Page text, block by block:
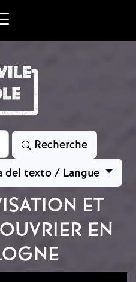
Recherche
del texto / Langue
ET
EN